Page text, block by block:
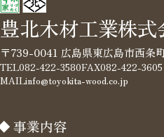
豊北木材工業株式
〒739-0041 広島県東広島市西条
TEL082-422-3580FAX082-422-3605
MAILinfo@toyokita-wood.co.jp
事業内容